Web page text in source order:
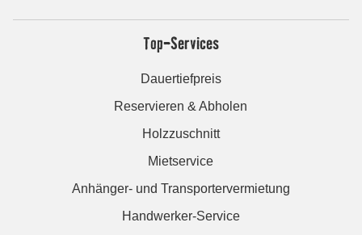
Top-Services
Dauertiefpreis
Reservieren & Abholen
Holzzuschnitt
Mietservice
Anhänger- und Transportervermietung
Handwerker-Service